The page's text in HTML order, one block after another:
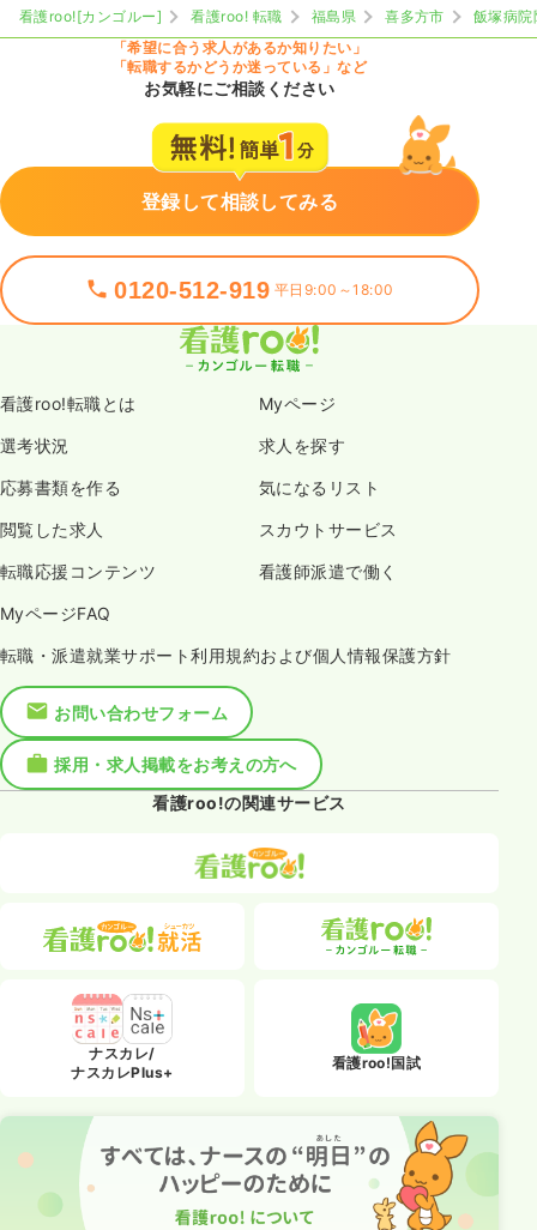
看護roo![カンゴルー] 看護roo! 転職 福島県 喜多方市
飯塚病
「希望に合う求人があるか知りたい」
「転職するかどうか迷っている」など
お気軽にご相談ください
登録して相談してみる
0120-512-919 平日9:00～18:00
看護roo!転職とは Myページ
選考状況 求人を探す
応募書類を作る 気になるリスト
閲覧した求人 スカウトサービス
転職応援コンテンツ 看護師派遣で働く
MyページFAQ
転職・派遣就業サポート利用規約および個人情報保護方針
お問い合わせフォーム
採用・求人掲載をお考えの方へ
看護roo!の関連サービス
ナスカレ/
ナスカレPlus+
看護roo!国試